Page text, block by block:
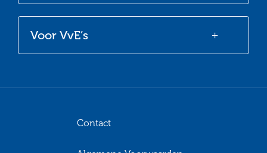
Voor VvE’s
Contact